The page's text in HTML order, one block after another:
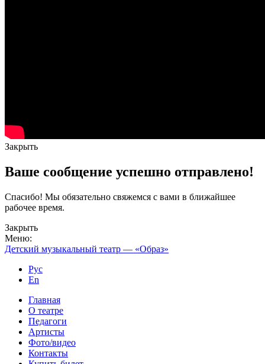
Закрыть
Ваше сообщение успешно отправлено!
Спасибо! Мы обязательно свяжемся с вами в ближайшее
рабочее время.
Закрыть
Меню:
Детский музыкальный театр — «Образ»
Рус
En
Главная
О театре
Педагоги
Артисты
Фото/видео
Контакты